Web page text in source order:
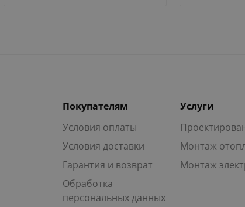
Покупателям
Условия оплаты
Условия доставки
Гарантия и возврат
Обработка
персональных данных
Услуги
Монтаж
Монтаж